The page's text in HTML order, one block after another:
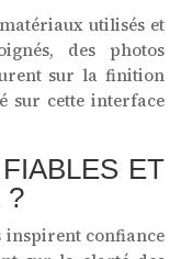
utilisés et
des photos
sur la finition
sur cette interface
ET
?
inspirent confiance